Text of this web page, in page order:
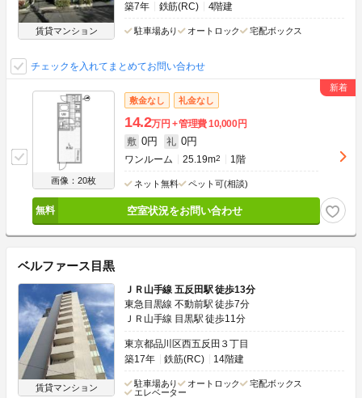
賃貸マンション
築7年
鉄筋(RC) 4階建
駐車場あり オートロック 宅配ボックス
チェックを入れてまとめてお問い合わせ
画像：20枚
敷金なし 礼金なし
14.2万円 管理費10,000円
敷 0円 礼 0円
ワンルーム 25.19m2 1階
ネット無料 ペット可(相談)
空室状況をお問い合わせ
ベルファース目黒
賃貸マンション
ＪＲ山手線 五反田駅 徒歩13分
東急目黒線 不動前駅 徒歩7分
ＪＲ山手線 目黒駅 徒歩11分
東京都品川区西五反田３丁目
築17年
鉄筋(RC) 14階建
駐車場あり オートロック
宅配ボックス
エレベーター